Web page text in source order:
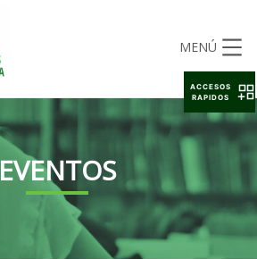
MENÚ
EVENTOS
ACCESOS
RAPIDOS